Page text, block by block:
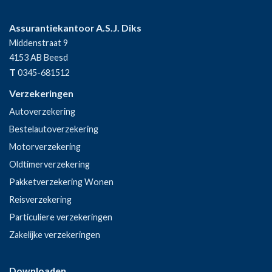
Assurantiekantoor A.S.J. Diks
Middenstraat 9
4153 AB Beesd
T 0345-681512
Verzekeringen
Autoverzekering
Bestelautoverzekering
Motorverzekering
Oldtimerverzekering
Pakketverzekering Wonen
Reisverzekering
Particuliere verzekeringen
Zakelijke verzekeringen